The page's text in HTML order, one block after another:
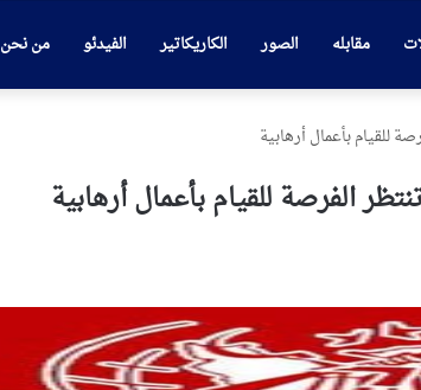
مقابله الصور الكاريكاتير الفيدئو من نحن
للقيام بأعمال أرهابية
الفرصة للقيام بأعمال أرهابية